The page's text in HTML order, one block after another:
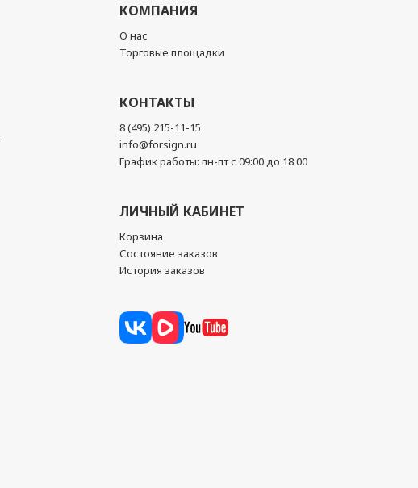
КОМПАНИЯ
О нас
Торговые площадки
КОНТАКТЫ
8 (495) 215-11-15
info@forsign.ru
График работы: пн-пт с 09:00 до 18:00
ЛИЧНЫЙ КАБИНЕТ
Корзина
Состояние заказов
История заказов